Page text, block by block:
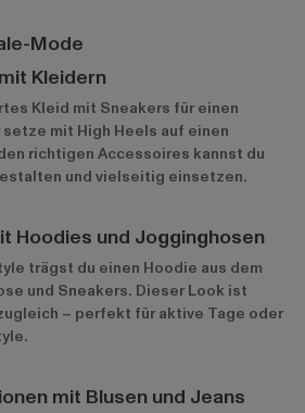
Mode
Kleidern
Kleid mit Sneakers für einen
mit High Heels auf einen
richtigen Accessoires kannst du
und vielseitig einsetzen.
Hoodies und Jogginghosen
trägst du einen Hoodie aus dem
und Sneakers. Dieser Look ist
– perfekt für aktive Tage oder
mit Blusen und Jeans